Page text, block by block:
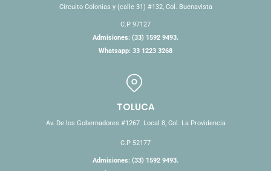
Circuito Colonias y (calle 31) #132, Col. Buenavista
C.P 97127
Admisiones: (33) 1592 9493.
Whatsapp: 33 1223 3268
TOLUCA
Av. De los Gobernadores #1267 Local 8, Col. La Providencia
C.P 52177
Admisiones: (33) 1592 9493.